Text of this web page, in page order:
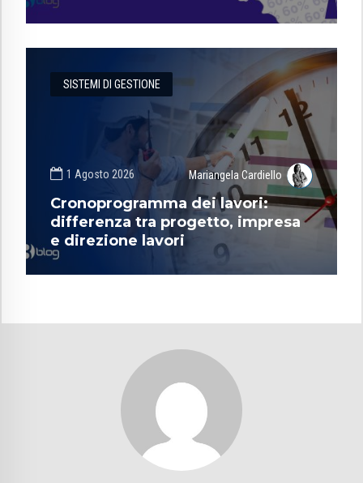
SISTEMI DI GESTIONE
1 Agosto 2026 Mariangela Cardiello
Cronoprogramma dei lavori:
differenza tra progetto, impresa
e direzione lavori